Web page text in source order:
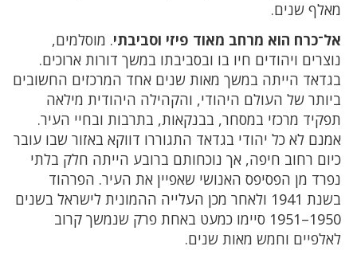
מאלף שנים.
אל־כרח הוא מרחב מאוד פיזי וסביבתי. מוסלמים,
נוצרים ויהודים חיו בו ובסביבתו במשך דורות ארוכים.
בגדאד הייתה במשך מאות שנים אחד המרכזים החשובים
ביותר של העולם היהודי, והקהילה היהודית מילאה
תפקיד מרכזי במסחר, בבנקאות, בתרבות ובחיי העיר.
אמנם לא כל יהודי בגדאד התגוררו דווקא באזור שבו עובר
כיום רחוב חיפה, אך נוכחותם ברובע הייתה חלק בלתי
נפרד מן הפסיפס האנושי שאפיין את העיר. הפרהוד
בשנת 1941 ולאחר מכן העלייה ההמונית לישראל בשנים
1950–1951 סיימו כמעט באחת פרק שנמשך קרוב
לאלפיים וחמש מאות שנים.